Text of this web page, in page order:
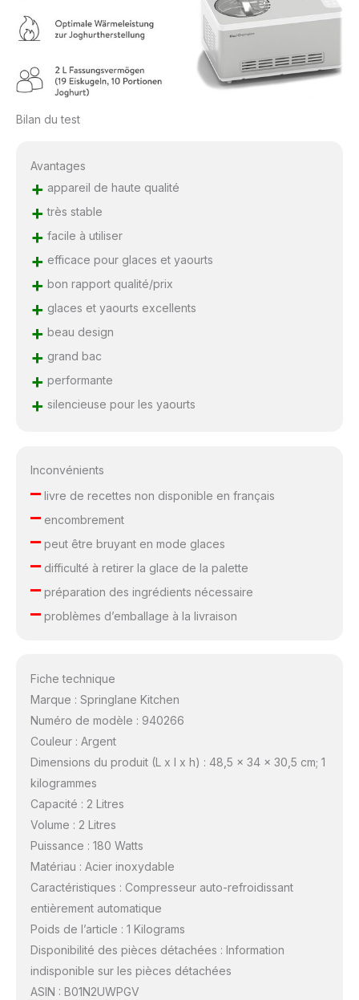
Bilan du test
Avantages
+ appareil de haute qualité
+ très stable
+ facile à utiliser
+ efficace pour glaces et yaourts
+ bon rapport qualité/prix
+ glaces et yaourts excellents
+ beau design
+ grand bac
+ performante
+ silencieuse pour les yaourts
Inconvénients
–livre de recettes non disponible en français
–encombrement
–peut être bruyant en mode glaces
–difficulté à retirer la glace de la palette
–préparation des ingrédients nécessaire
–problèmes d’emballage à la livraison
Fiche technique
Marque : Springlane Kitchen
Numéro de modèle : 940266
Couleur : Argent
Dimensions du produit (L x l x h) : 48,5 x 34 x 30,5 cm; 1
kilogrammes
Capacité : 2 Litres
Volume : 2 Litres
Puissance : 180 Watts
Matériau : Acier inoxydable
Caractéristiques : Compresseur auto-refroidissant
entièrement automatique
Poids de l’article : 1 Kilograms
Disponibilité des pièces détachées : Information
indisponible sur les pièces détachées
ASIN : B01N2UWPGV